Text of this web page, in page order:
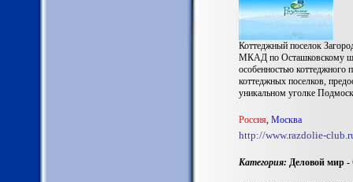
Коттеджный поселок
МКАД по Осташковскому
особенностью коттеджного
коттеджных поселков,
уникальном уголке
Россия, Москва
http://www.razdolie-
Категория: Деловой мир -